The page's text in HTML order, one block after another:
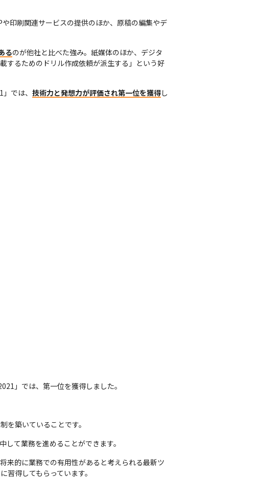
印刷関連サービスの提供のほか、原稿の編集やデ
るのが他社と比べた強み。紙媒体のほか、デジタ
するためのドリル作成依頼が派生する」という好
では、 技術力と発想力が評価され第一位を獲得し
」では、第一位を獲得しました。
を築いていることです。
て業務を進めることができます。
来的に業務での有用性があると考えられる最新ツ
得してもらっています。